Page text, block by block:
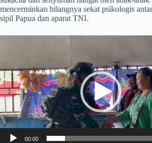
mencerminkan hilangnya sekat psikologis
sipil Papua dan aparat TNI.
Pemutar
00:00